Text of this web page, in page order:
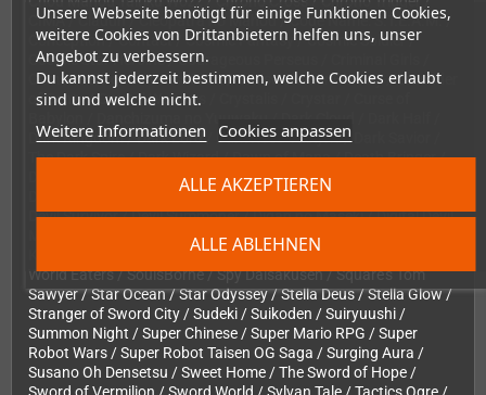
Unsere Webseite benötigt für einige Funktionen Cookies,
weitere Cookies von Drittanbietern helfen uns, unser
Angebot zu verbessern.
Du kannst jederzeit bestimmen, welche Cookies erlaubt
sind und welche nicht.
Weitere Informationen Cookies anpassen
ALLE ABLEHNEN
ALLE AKZEPTIEREN
CIMA / Cladun / Cleopatra no Mahou / Code Name: S.T.E.A.M. /
Conception / Contact / Cosmic Fantasy / Cosmic Soldier /
Cosmic Star Heroine / Courageous Perseus / Criminal Girls /
Crimson Shroud / CrossCode / Cruise Chaser Blassty / Crusader
of Centy / Crystal Warriors / Crystalis / Crystar / Curse of
Dark Kingdom / Dark Lord / Dark Rose Valkyrie / Dark Savior /
The Dark Spire / Dark Wizard / Dawn of Mana / Death Bringer /
Death end re;Quest / Deep Dungeon / Defenders of Oasis /
Demikids / DeSpiria / Destiny of an Emperor / Devil Children /
Devil Survivor / Devil Summoner / Digan no Maseki / Digital Devil
Monogatari / Digimon Story / Dinosaur / Disgaea / Dokapon
Kingdom / Doraemon / Double Dungeons / The Dragon the
World Eaters / SoulsBorne / Spy Daisakusen / Square's Tom
Sawyer / Star Ocean / Star Odyssey / Stella Deus / Stella Glow /
Stranger of Sword City / Sudeki / Suikoden / Suiryuushi /
Summon Night / Super Chinese / Super Mario RPG / Super
Robot Wars / Super Robot Taisen OG Saga / Surging Aura /
Susano Oh Densetsu / Sweet Home / The Sword of Hope /